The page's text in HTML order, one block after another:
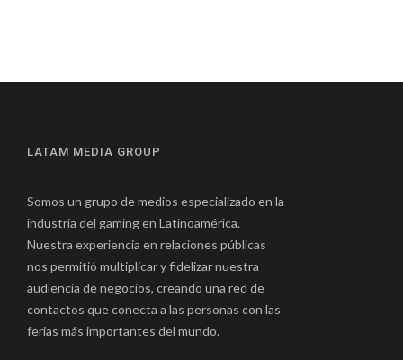
LATAM MEDIA GROUP
Somos un grupo de medios especializado en la
industria del gaming en Latinoamérica.
Nuestra experiencia en relaciones públicas
nos permitió multiplicar y fidelizar nuestra
audiencia de negocios, creando una red de
contactos que conecta a las personas con las
ferias más importantes del mundo.